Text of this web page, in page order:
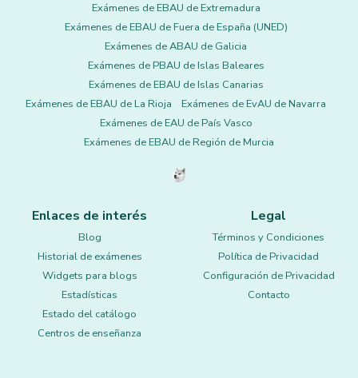
Exámenes de EBAU de Extremadura
Exámenes de EBAU de Fuera de España (UNED)
Exámenes de ABAU de Galicia
Exámenes de PBAU de Islas Baleares
Exámenes de EBAU de Islas Canarias
Exámenes de EBAU de La Rioja
Exámenes de EvAU de Navarra
Exámenes de EAU de País Vasco
Exámenes de EBAU de Región de Murcia
Enlaces de interés
Blog
Historial de exámenes
Widgets para blogs
Estadísticas
Estado del catálogo
Centros de enseñanza
Legal
Términos y Condiciones
Política de Privacidad
Configuración de Privacidad
Contacto